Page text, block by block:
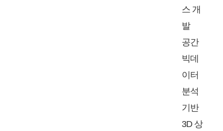
스 개
발
공간
빅데
이터
분석
기반
3D 상